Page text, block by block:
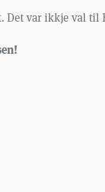
Det var ikkje val til